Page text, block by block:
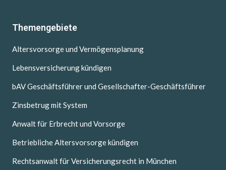
Themengebiete
Altersvorsorge und Vermögensplanung
Lebensversicherung kündigen
bAV Geschäftsführer und Gesellschafter-Geschäftsführer
Zinsbetrug mit System
Anwalt für Erbrecht und Vorsorge
Betriebliche Altersvorsorge kündigen
Rechtsanwalt für Versicherungsrecht in München